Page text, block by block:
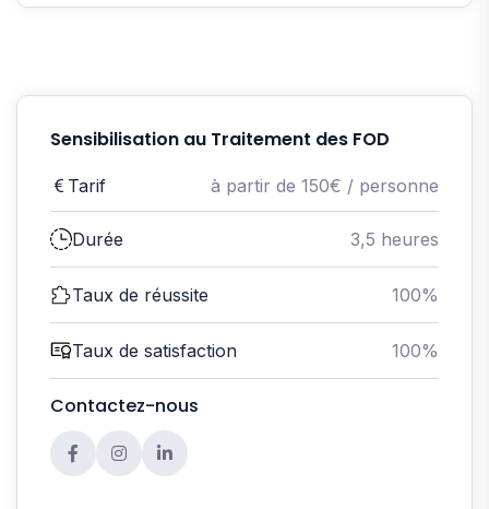
Sensibilisation au Traitement des FOD
Tarif à partir de 150€ / personne
Durée 3,5 heures
Taux de réussite 100%
Taux de satisfaction 100%
Contactez-nous